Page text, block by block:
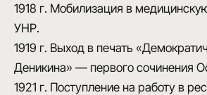
1918 г. Мобилизация в
УНР.
1919 г. Выход в печать
Деникина» — первого сочинения
1921 г. Поступление на работу в